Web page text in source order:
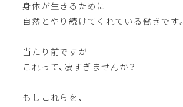
身体が生きるために
自然とやり続けてくれている働きです。
当たり前ですが
これって、凄すぎませんか？
もしこれらを、